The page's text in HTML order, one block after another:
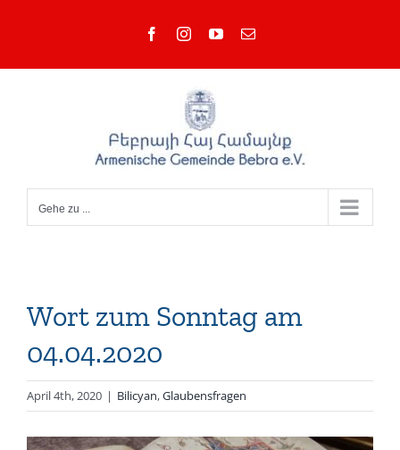
FacebookInstagramYouTube
E-
Gehe zu ...
Wort zum Sonntag am
04.04.2020
April 4th, 2020 | Bilicyan,Glaubensfragen